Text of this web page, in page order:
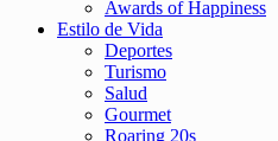
Awards of Happiness
Estilo de Vida
Deportes
Turismo
Salud
Gourmet
Roaring 20s